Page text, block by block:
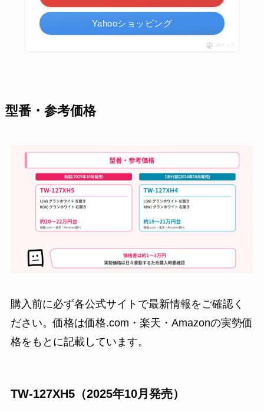
Yahooショッピング
ポチップ
型番・参考価格
購入前に必ず各公式サイトで最新情報をご確認く
ださい。価格は価格.com・楽天・Amazonの実勢価
格をもとに記載しています。
TW-127XH5（2025年10月発売）